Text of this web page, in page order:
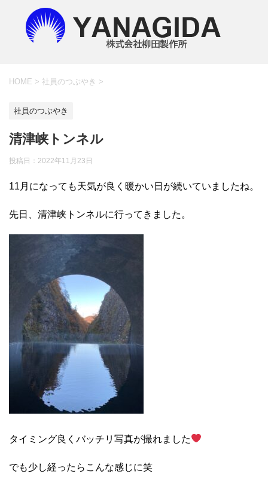
HOME > 社員のつぶやき >
社員のつぶやき
清津峡トンネル
投稿日： 2022年11月23日
11月になっても天気が良く暖かい日が続いていましたね。
先日、清津峡トンネルに行ってきました。
タイミング良くバッチリ写真が撮れました
でも少し経ったらこんな感じに笑